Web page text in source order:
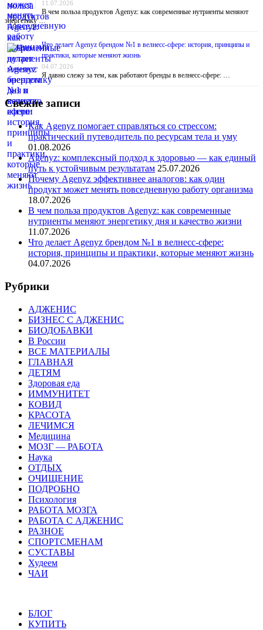
11.07.2026
В чем польза продуктов Agenyz: как современные нутриенты меняют
энергетику …
Что делает Agenyz брендом №1 в велнесс-сфере: история, принципы и
практики, которые меняют жизнь
04.07.2026
Я давно слежу за тем, как работают бренды в велнесс-сфере: …
Свежие записи
Как Agenyz помогает справляться со стрессом:
практический путеводитель по ресурсам тела и уму
01.08.2026
Agenyz: комплексный подход к здоровью — как единый
путь к устойчивым результатам 25.07.2026
Почему Agenyz эффективнее аналогов: как один
продукт может менять повседневную работу организма
18.07.2026
В чем польза продуктов Agenyz: как современные
нутриенты меняют энергетику дня и качество жизни
11.07.2026
Что делает Agenyz брендом №1 в велнесс-сфере:
история, принципы и практики, которые меняют жизнь
04.07.2026
Рубрики
АДЖЕНИС
БИЗНЕС С АДЖЕНИС
БИОДОБАВКИ
В России
ВСЕ МАТЕРИАЛЫ
ГЛАВНАЯ
ДЕТЯМ
Здоровая еда
ИММУНИТЕТ
КОВИД
КРАСОТА
ЛЕЧИМСЯ
Медицина
МОЗГ — РАБОТА
Наука
ОТДЫХ
ОЧИЩЕНИЕ
ПОДРОБНО
Психология
РАБОТА МОЗГА
РАБОТА С АДЖЕНИС
РАЗНОЕ
СПОРТСМЕНАМ
СУСТАВЫ
Худеем
ЧАИ
БЛОГ
КУПИТЬ